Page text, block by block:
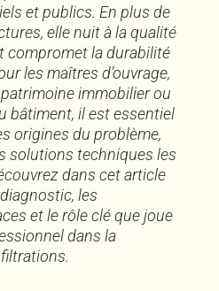
et publics. En plus de
elle nuit à la qualité
compromet la durabilité
les maîtres d’ouvrage,
immobilier ou
bâtiment, il est essentiel
origines du problème,
solutions techniques les
dans cet article
les
et le rôle clé que joue
dans la